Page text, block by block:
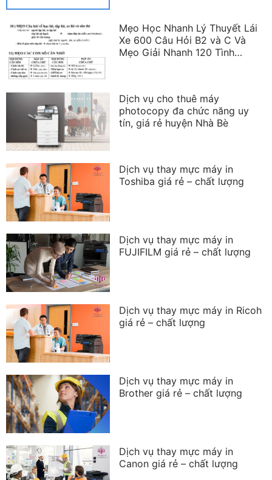
Mẹo Học Nhanh Lý Thuyết Lái
Xe 600 Câu Hỏi B2 và C Và
Mẹo Giải Nhanh 120 Tình
Dịch vụ cho thuê máy
photocopy đa chức năng uy
tín, giá rẻ huyện Nhà Bè
Dịch vụ thay mực máy in
Toshiba giá rẻ – chất lượng
Dịch vụ thay mực máy in
FUJIFILM giá rẻ – chất lượng
Dịch vụ thay mực máy in Ricoh
giá rẻ – chất lượng
Dịch vụ thay mực máy in
Brother giá rẻ – chất lượng
Dịch vụ thay mực máy in
Canon giá rẻ – chất lượng